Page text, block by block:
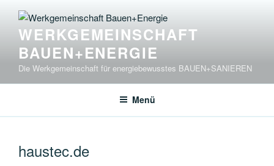
Inhalt
springenWERKGEMEINSCHAFT
BAUEN+ENERGIE
Die Werkgemeinschaft für energiebewusstes BAUEN+SANIEREN
Menü
haustec.de